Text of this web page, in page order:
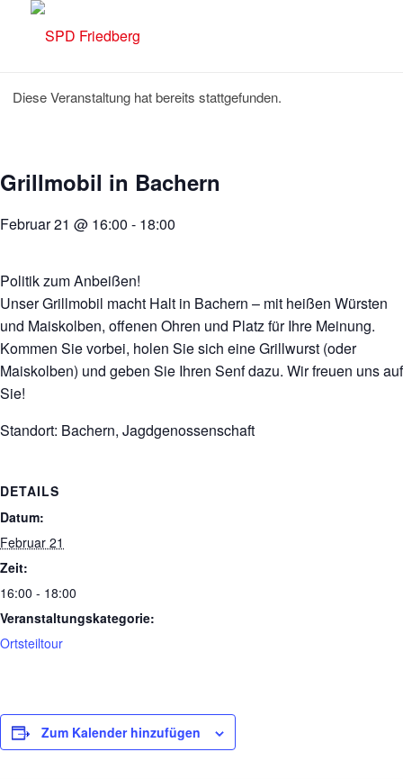
Diese Veranstaltung hat bereits stattgefunden.
Grillmobil in Bachern
Februar 21 @ 16:00 - 18:00
Politik zum Anbeißen!
Unser Grillmobil macht Halt in Bachern – mit heißen Würsten
und Maiskolben, offenen Ohren und Platz für Ihre Meinung.
Kommen Sie vorbei, holen Sie sich eine Grillwurst (oder
Maiskolben) und geben Sie Ihren Senf dazu. Wir freuen uns auf
Sie!
Standort: Bachern, Jagdgenossenschaft
DETAILS
Datum:
Februar 21
Zeit:
16:00 - 18:00
Veranstaltungskategorie:
Ortsteiltour
Zum Kalender hinzufügen